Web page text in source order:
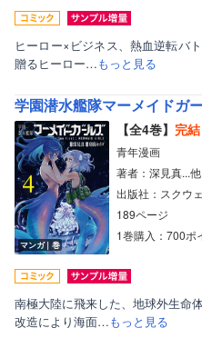
ヒーロー×ビジネス、熱血逆転バ
贈るヒーロー…もっと見る
マンガ｜巻
【全4巻】 完結
青年漫画
著者：深見真...他
出版社：スクウ
189ページ
1巻購入：700ポ
南極大陸に飛来した、地球外生命
改造により海面…もっと見る